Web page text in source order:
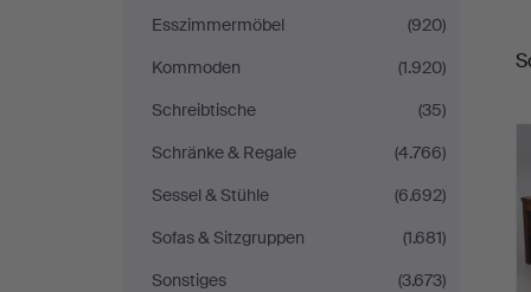
Esszimmermöbel
(920)
Kommoden
(1.920)
Schreibtische
(35)
Schränke & Regale
(4.766)
Sessel & Stühle
(6.692)
Sofas & Sitzgruppen
(1.681)
Sonstiges
(3.673)